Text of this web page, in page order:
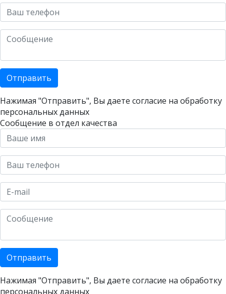
Отправить
Нажимая "Отправить", Вы даете согласие на обработку
персональных данных
Сообщение в отдел качества
Отправить
Нажимая "Отправить", Вы даете согласие на обработку
персональных данных